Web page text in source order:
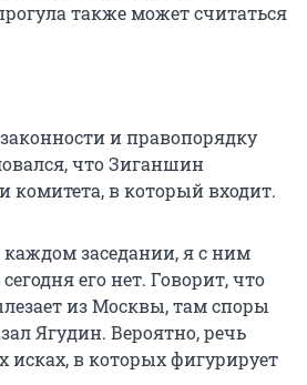
также может считаться
и правопорядку
что Зиганшин
комитета, в который входит.
заседании, я с ним
его нет. Говорит, что
из Москвы, там споры
Ягудин. Вероятно, речь
исках, в которых фигурирует